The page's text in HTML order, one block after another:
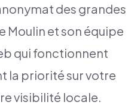
des grandes
Moulin et son équipe
qui fonctionnent
la priorité sur votre
visibilité locale.